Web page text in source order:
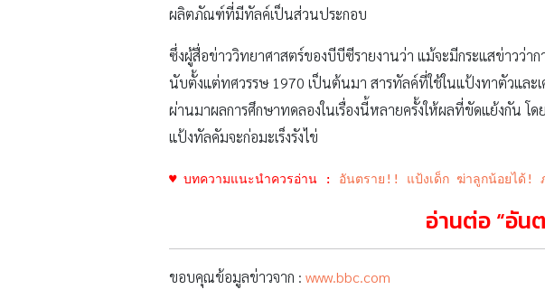
ผลิตภัณฑ์ที่มีทัลค์เป็นส่วนประกอบ
ซึ่งผู้สื่อข่าววิทยาศาสตร์ของบีบีซีรายงานว่า แม้จะมีกระแสข่าวว่า
นับตั้งแต่ทศวรรษ 1970 เป็นต้นมา สารทัลค์ที่ใช้ในแป้งทาตัวและ
ผ่านมาผลการศึกษาทดลองในเรื่องนี้หลายครั้งให้ผลที่ขัดแย้งกัน โด
แป้งทัลคัมจะก่อมะเร็งรังไข่
♥ บทความแนะนำควรอ่าน : อันตราย!! แป้งเด็ก ฆ่าลูกน้อยได้!
อ่านต่อ “อัน
ขอบคุณข้อมูลข่าวจาก : www.bbc.com